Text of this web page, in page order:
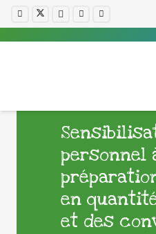
personnel
en
et des